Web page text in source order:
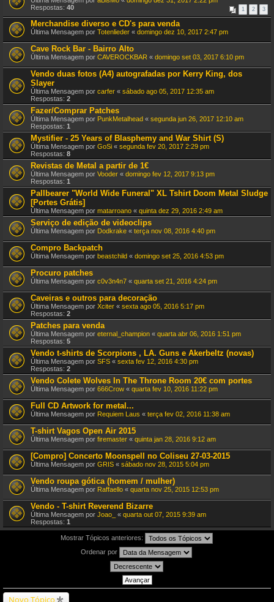
Respostas: 40 1 2 3
Merchandise diverso e CD's para venda
Última Mensagem por Totenlieder « domingo dez 10, 2017 2:47 pm
Cave Rock Bar - Bairro Alto
Última Mensagem por CAVEROCKBAR « domingo set 03, 2017 6:10 pm
Vendo duas fotos (A4) autografadas por Kerry King, dos
Slayer
Última Mensagem por carfer « sábado ago 05, 2017 12:35 am
Respostas: 2
Fazer/Comprar Patches
Última Mensagem por PunkMetalhead « segunda jun 26, 2017 12:10 am
Respostas: 1
Mystifier - 25 Years of Blasphemy and War Shirt (S)
Última Mensagem por GoSi « segunda fev 20, 2017 2:29 pm
Respostas: 8
Revistas de Metal a partir de 1€
Última Mensagem por Vooder « domingo fev 12, 2017 9:13 pm
Respostas: 1
Pallbearer "World Wide Funeral" XL Tshirt Doom Metal Sludge
[Portes Grátis]
Última Mensagem por matarroano « quinta dez 29, 2016 2:49 am
Serviço de edição de videoclips
Última Mensagem por Dodkrake « terça nov 08, 2016 4:40 pm
Compro Backpatch
Última Mensagem por beastchild « domingo set 25, 2016 4:53 pm
Procuro patches
Última Mensagem por c0v3n4n7 « quarta set 21, 2016 4:24 pm
Caveiras e outros para decoração
Última Mensagem por Xciter « sexta ago 05, 2016 5:17 pm
Respostas: 2
Patches para venda
Última Mensagem por eternal_champion « quarta abr 06, 2016 1:51 pm
Respostas: 5
Vendo t-shirts de Scorpions , LA. Guns e Akerbeltz (novas)
Última Mensagem por SFS « sexta fev 12, 2016 4:30 pm
Respostas: 2
Vendo Colete Wolves In The Throne Room 20€ com portes
Última Mensagem por 666Crow « quarta fev 10, 2016 11:22 pm
Full CD Artwork for metal...
Última Mensagem por Requiem Laus « terça fev 02, 2016 11:38 am
T-shirt Vagos Open Air 2015
Última Mensagem por firemaster « quinta jan 28, 2016 9:12 am
[Compro] Concerto Moonspell no Coliseu 27-03-2015
Última Mensagem por GRIS « sábado nov 28, 2015 5:04 pm
Vendo roupa gótica (homem / mulher)
Última Mensagem por Raffaello « quarta nov 25, 2015 12:53 pm
Vendo - T-shirt Reverend Bizarre
Última Mensagem por Joao_ « quarta out 07, 2015 9:39 am
Respostas: 1
Mostrar Tópicos anteriores:
Ordenar por
Novo Tópico